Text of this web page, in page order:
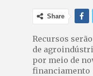
Share
Recursos
de
por meio de
financiamento